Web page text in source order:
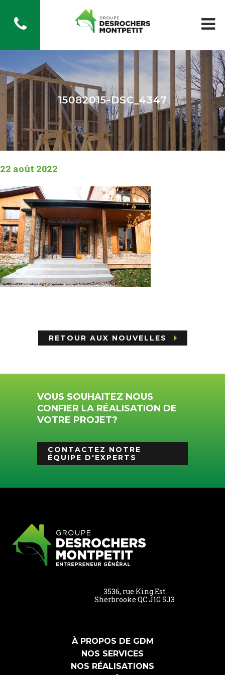
15082015-DSC_4347
22 août 2022
RETOUR AUX NOUVELLES
VOUS SOUHAITEZ NOUS
CONFIER LA RÉALISATION DE
VOTRE PROJET?
CONTACTEZ NOTRE
ÉQUIPE D'EXPERTS
3536, rue King Est
Sherbrooke QC J1G 5J3
À PROPOS DE GDM
NOS SERVICES
NOS RÉALISATIONS